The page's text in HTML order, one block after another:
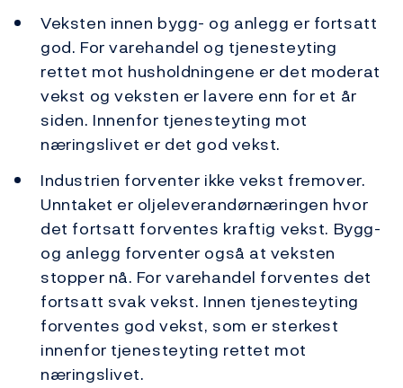
Veksten innen bygg- og anlegg er fortsatt
god. For varehandel og tjenesteyting
rettet mot husholdningene er det moderat
vekst og veksten er lavere enn for et år
siden. Innenfor tjenesteyting mot
næringslivet er det god vekst.
Industrien forventer ikke vekst fremover.
Unntaket er oljeleverandørnæringen hvor
det fortsatt forventes kraftig vekst. Bygg-
og anlegg forventer også at veksten
stopper nå. For varehandel forventes det
fortsatt svak vekst. Innen tjenesteyting
forventes god vekst, som er sterkest
innenfor tjenesteyting rettet mot
næringslivet.